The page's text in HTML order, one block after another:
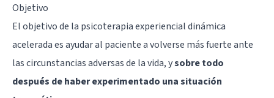
Objetivo
El objetivo de la psicoterapia experiencial dinámica
acelerada es ayudar al paciente a volverse más fuerte ante
las circunstancias adversas de la vida, ysobre todo
después de haber experimentado una situación